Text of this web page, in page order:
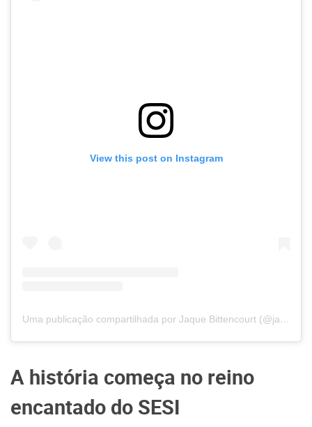
View this post on Instagram
Uma publicação compartilhada por Jaque Bittencourt (@jaqbittenccourt)
A história começa no reino
encantado do SESI